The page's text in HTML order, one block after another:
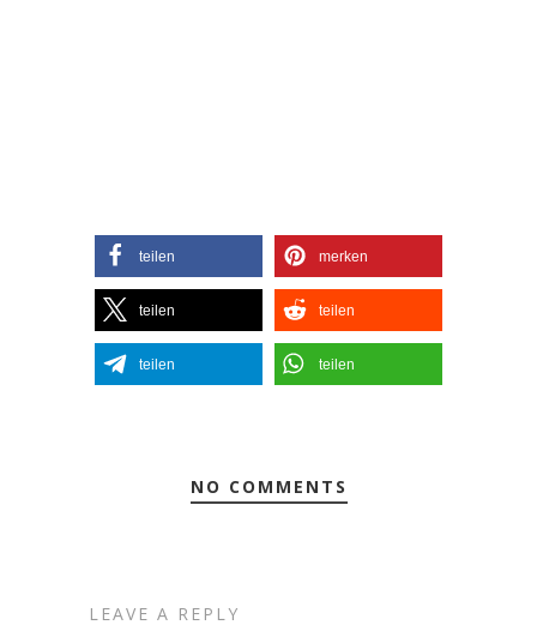
teilen merken
teilen teilen
teilen teilen
NO COMMENTS
LEAVE A REPLY